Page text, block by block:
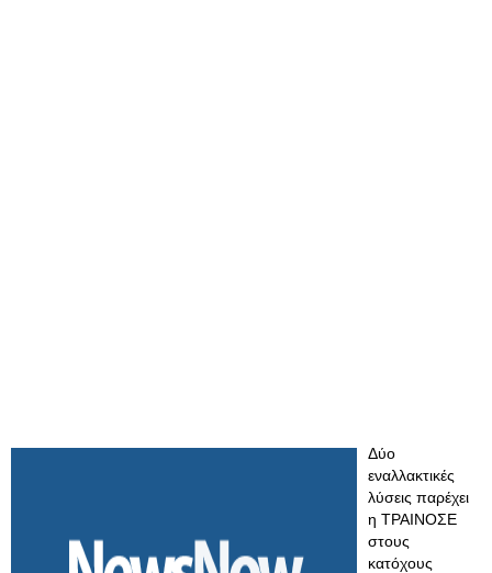
Δύο
εναλλακτικές
λύσεις παρέχει
η ΤΡΑΙΝΟΣΕ
στους
κατόχους